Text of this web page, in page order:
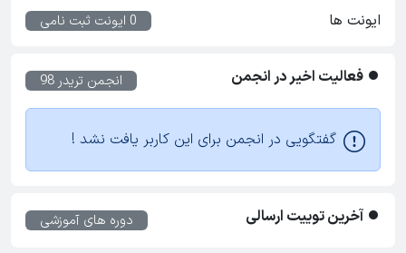
ایونت ها 0 ایونت ثبت نامی
فعالیت اخیر در انجمن انجمن تریدر 98
گفتگویی در انجمن برای این کاربر یافت نشد !
آخرین توییت ارسالی دوره های آموزشی